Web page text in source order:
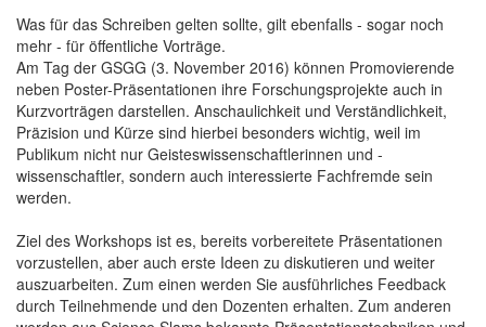
Was für das Schreiben gelten sollte, gilt ebenfalls - sogar noch
mehr - für öffentliche Vorträge.
Am Tag der GSGG (3. November 2016) können Promovierende
neben Poster-Präsentationen ihre Forschungsprojekte auch in
Kurzvorträgen darstellen. Anschaulichkeit und Verständlichkeit,
Präzision und Kürze sind hierbei besonders wichtig, weil im
Publikum nicht nur Geisteswissenschaftlerinnen und -
wissenschaftler, sondern auch interessierte Fachfremde sein
werden.
Ziel des Workshops ist es, bereits vorbereitete Präsentationen
vorzustellen, aber auch erste Ideen zu diskutieren und weiter
auszuarbeiten. Zum einen werden Sie ausführliches Feedback
durch Teilnehmende und den Dozenten erhalten. Zum anderen